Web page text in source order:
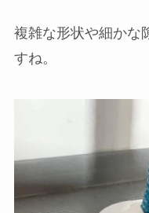
複雑な形状や細かな
すね。